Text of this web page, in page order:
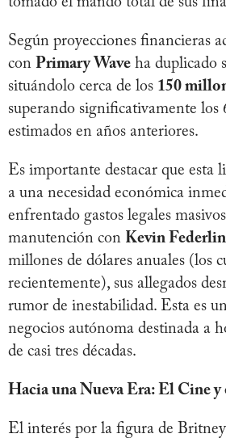
Según proyecciones financieras
con Primary Wave ha duplicado
situándolo cerca de los 150
superando significativamente los
estimados en años anteriores.
Es importante destacar que esta
a una necesidad económica
enfrentado gastos legales
manutención con Kevin
millones de dólares anuales (los
recientemente), sus allegados
rumor de inestabilidad. Esta es
negocios autónoma destinada a
de casi tres décadas.
Hacia una Nueva Era: El Cine
El interés por la figura de